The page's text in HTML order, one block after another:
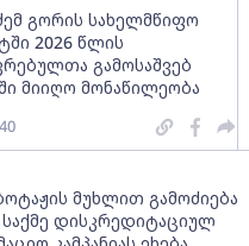
გორის სახელმწიფო
2026 წლის
გამოსაშვებ
მიიღო მონაწილეობა
მუხლით გამოძიება
დისკრედიტაციულ